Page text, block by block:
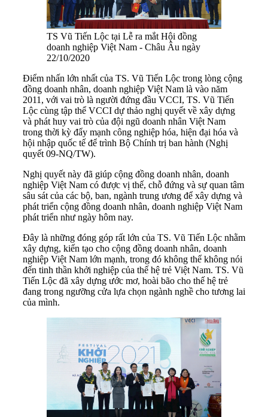
TS Vũ Tiến Lộc tại Lễ ra mắt Hội đồng
doanh nghiệp Việt Nam - Châu Âu ngày
22/10/2020
Điểm nhấn lớn nhất của TS. Vũ Tiến Lộc trong lòng cộng
đồng doanh nhân, doanh nghiệp Việt Nam là vào năm
2011, với vai trò là người đứng đầu VCCI, TS. Vũ Tiến
Lộc cùng tập thể VCCI dự thảo nghị quyết về xây dựng
và phát huy vai trò của đội ngũ doanh nhân Việt Nam
trong thời kỳ đẩy mạnh công nghiệp hóa, hiện đại hóa và
hội nhập quốc tế để trình Bộ Chính trị ban hành (Nghị
quyết 09-NQ/TW).
Nghị quyết này đã giúp cộng đồng doanh nhân, doanh
nghiệp Việt Nam có được vị thế, chỗ đứng và sự quan tâm
sâu sát của các bộ, ban, ngành trung ương để xây dựng và
phát triển cộng đồng doanh nhân, doanh nghiệp Việt Nam
phát triển như ngày hôm nay.
Đây là những đóng góp rất lớn của TS. Vũ Tiến Lộc nhằm
xây dựng, kiến tạo cho cộng đồng doanh nhân, doanh
nghiệp Việt Nam lớn mạnh, trong đó không thể không nói
đến tinh thần khởi nghiệp của thế hệ trẻ Việt Nam. TS. Vũ
Tiến Lộc đã xây dựng ước mơ, hoài bão cho thế hệ trẻ
đang trong ngưỡng cửa lựa chọn ngành nghề cho tương lai
của mình.